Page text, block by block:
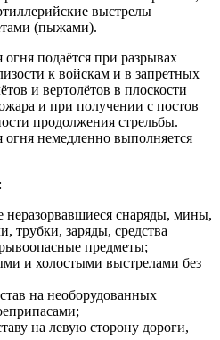
выстрелы
(пыжами).
подаётся при разрывах
к войскам и в запретных
и вертолётов в плоскости
и при получении с постов
продолжения стрельбы.
немедленно выполняется
неразорвавшиеся снаряды, мины,
трубки, заряды, средства
предметы;
и холостыми выстрелами без
на необорудованных
на левую сторону дороги,